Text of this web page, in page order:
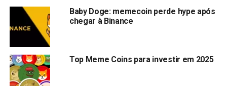
BabyDoge: O Cachorrinho que
Parou de Latir
Baby Doge: memecoin perde hype após
chegar à Binance
Top Meme Coins para investir em 2025